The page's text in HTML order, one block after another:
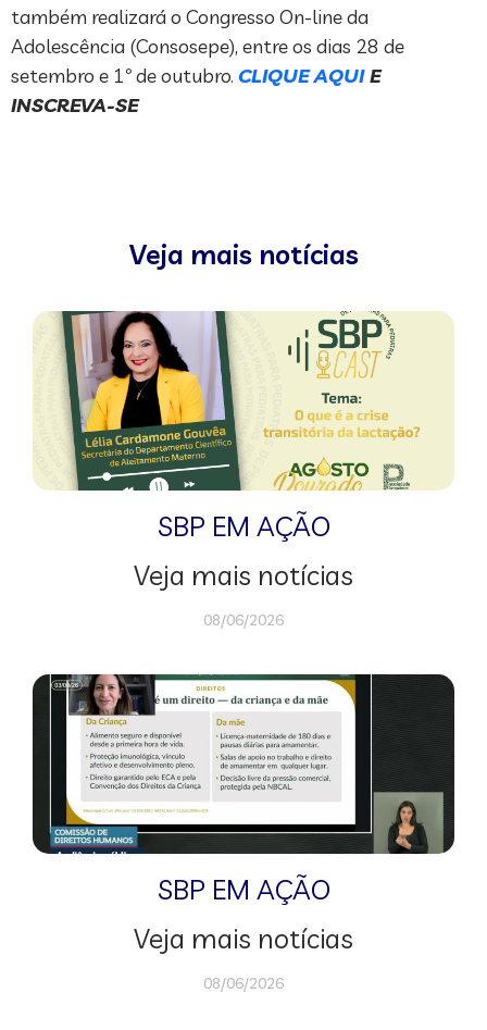
também realizará o Congresso On-line da
Adolescência (Consosepe), entre os dias 28 de
setembro e 1º de outubro. CLIQUE AQUIE
INSCREVA-SE
Veja mais notícias
SBP EM AÇÃO
Veja mais notícias
08/06/2026
SBP EM AÇÃO
Veja mais notícias
08/06/2026